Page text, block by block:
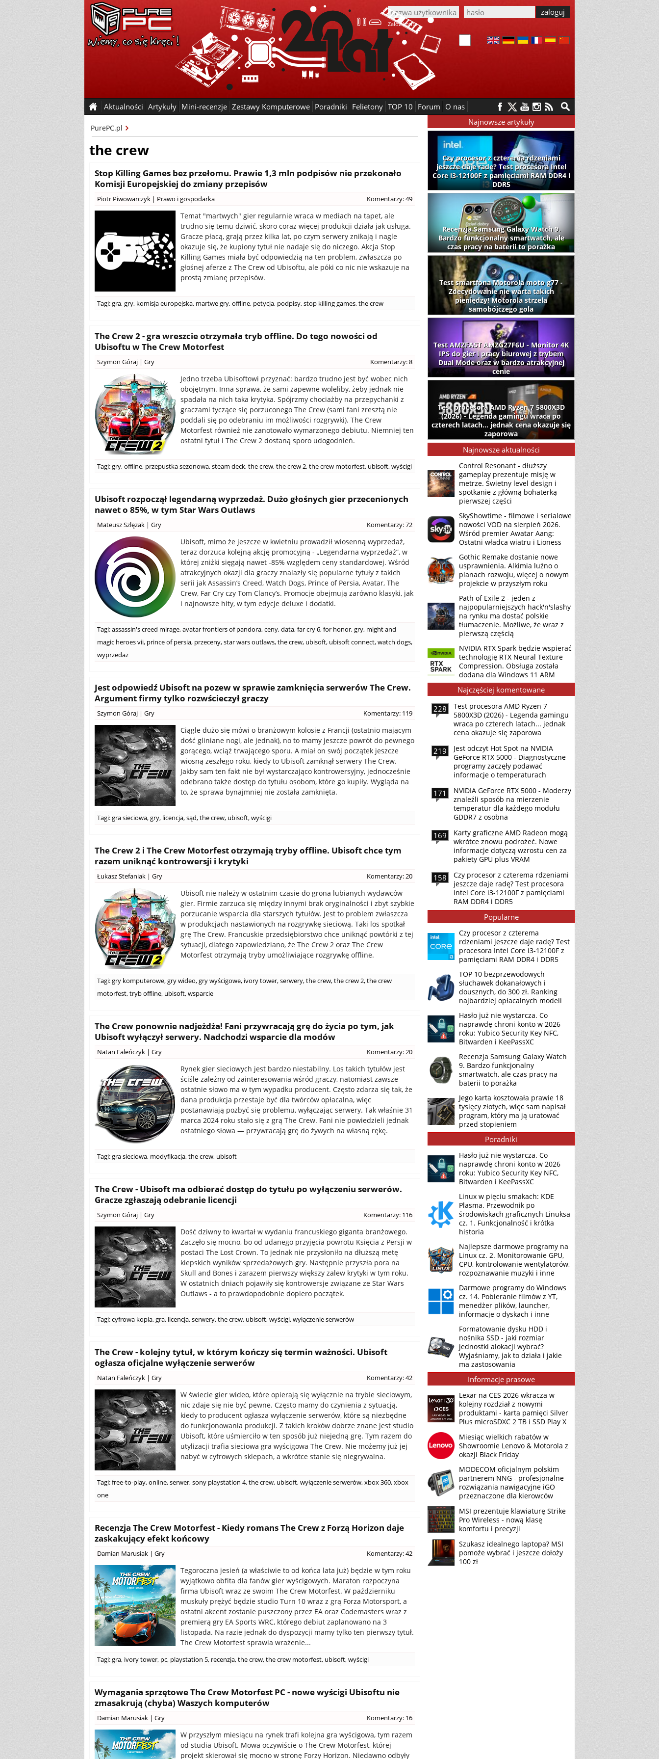
Załóż konto
Aktualności Artykuły Mini-recenzje Zestawy Komputerowe Poradniki Felietony TOP 10 Forum O nas
PurePC.pl
the crew
Stop Killing Games bez przełomu. Prawie 1,3 mln podpisów nie przekonało
Komisji Europejskiej do zmiany przepisów
Piotr Piwowarczyk | Prawo i gospodarka Komentarzy: 49
Temat "martwych" gier regularnie wraca w mediach na tapet, ale
trudno się temu dziwić, skoro coraz więcej produkcji działa jak usługa.
Gracze płacą, grają przez kilka lat, po czym serwery znikają i nagle
okazuje się, że kupiony tytuł nie nadaje się do niczego. Akcja Stop
Killing Games miała być odpowiedzią na ten problem, zwłaszcza po
głośnej aferze z The Crew od Ubisoftu, ale póki co nic nie wskazuje na
prostą zmianę przepisów.
Tagi:gra,gry, komisja europejska, martwe gry,offline, petycja, podpisy,stop killing games,the crew
The Crew 2 - gra wreszcie otrzymała tryb offline. Do tego nowości od
Ubisoftu w The Crew Motorfest
Szymon Góraj | Gry Komentarzy: 8
Jedno trzeba Ubisoftowi przyznać: bardzo trudno jest być wobec nich
obojętnym. Inna sprawa, że sami zapewne woleliby, żeby jednak nie
spadała na nich taka krytyka. Spójrzmy chociażby na przepychanki z
graczami tyczące się porzuconego The Crew (sami fani zresztą nie
poddali się po odebraniu im możliwości rozgrywki). The Crew
Motorfest również nie zanotowało wymarzonego debiutu. Niemniej ten
ostatni tytuł i The Crew 2 dostaną sporo udogodnień.
Tagi:gry,offline, przepustka sezonowa,steam deck,the crew,the crew 2,the crew motorfest, ubisoft,wyścigi
Ubisoft rozpoczął legendarną wyprzedaż. Dużo głośnych gier przecenionych
nawet o 85%, w tym Star Wars Outlaws
Mateusz Szlęzak | Gry Komentarzy: 72
Ubisoft, mimo że jeszcze w kwietniu prowadził wiosenną wyprzedaż,
teraz dorzuca kolejną akcję promocyjną - „Legendarna wyprzedaż”, w
której zniżki sięgają nawet -85% względem ceny standardowej. Wśród
atrakcyjnych okazji dla graczy znalazły się popularne tytuły z takich
serii jak Assassin’s Creed, Watch Dogs, Prince of Persia, Avatar, The
Crew, Far Cry czy Tom Clancy’s. Promocje obejmują zarówno klasyki, jak
i najnowsze hity, w tym edycje deluxe i dodatki.
Tagi:assassin's creed mirage,avatar frontiers of pandora,ceny,data,far cry 6,for honor,gry, might and
magic heroes vii, prince of persia, przeceny,star wars outlaws,the crew, ubisoft, ubisoft connect,watch dogs,
wyprzedaż
Jest odpowiedź Ubisoft na pozew w sprawie zamknięcia serwerów The Crew.
Argument firmy tylko rozwścieczył graczy
Szymon Góraj | Gry Komentarzy: 119
Ciągle dużo się mówi o branżowym kolosie z Francji (ostatnio mającym
dość gliniane nogi, ale jednak), no to mamy jeszcze powrót do pewnego
gorącego, wciąż trwającego sporu. A miał on swój początek jeszcze
wiosną zeszłego roku, kiedy to Ubisoft zamknął serwery The Crew.
Jakby sam ten fakt nie był wystarczająco kontrowersyjny, jednocześnie
odebrano także dostęp do tytułu osobom, które go kupiły. Wygląda na
to, że sprawa bynajmniej nie została zamknięta.
Tagi:gra sieciowa,gry, licencja,sąd,the crew, ubisoft,wyścigi
The Crew 2 i The Crew Motorfest otrzymają tryby offline. Ubisoft chce tym
razem uniknąć kontrowersji i krytyki
Łukasz Stefaniak | Gry Komentarzy: 20
Ubisoft nie należy w ostatnim czasie do grona lubianych wydawców
gier. Firmie zarzuca się między innymi brak oryginalności i zbyt szybkie
porzucanie wsparcia dla starszych tytułów. Jest to problem zwłaszcza
w produkcjach nastawionych na rozgrywkę sieciową. Taki los spotkał
grę The Crew. Francuskie przedsiębiorstwo chce uniknąć powtórki z tej
sytuacji, dlatego zapowiedziano, że The Crew 2 oraz The Crew
Motorfest otrzymają tryby umożliwiające rozgrywkę offline.
Tagi:gry komputerowe,gry wideo,gry wyścigowe, ivory tower,serwery,the crew,the crew 2,the crew
motorfest,tryb offline, ubisoft,wsparcie
The Crew ponownie nadjeżdża! Fani przywracają grę do życia po tym, jak
Ubisoft wyłączył serwery. Nadchodzi wsparcie dla modów
Natan Faleńczyk | Gry Komentarzy: 20
Rynek gier sieciowych jest bardzo niestabilny. Los takich tytułów jest
ściśle zależny od zainteresowania wśród graczy, natomiast zawsze
ostatnie słowo ma w tym wypadku producent. Często zdarza się tak, że
dana produkcja przestaje być dla twórców opłacalna, więc
postanawiają pozbyć się problemu, wyłączając serwery. Tak właśnie 31
marca 2024 roku stało się z grą The Crew. Fani nie powiedzieli jednak
ostatniego słowa — przywracają grę do żywych na własną rękę.
Tagi:gra sieciowa, modyfikacja,the crew, ubisoft
The Crew - Ubisoft ma odbierać dostęp do tytułu po wyłączeniu serwerów.
Gracze zgłaszają odebranie licencji
Szymon Góraj | Gry Komentarzy: 116
Dość dziwny to kwartał w wydaniu francuskiego giganta branżowego.
Zaczęło się mocno, bo od udanego przyjęcia powrotu Księcia z Persji w
postaci The Lost Crown. To jednak nie przysłoniło na dłuższą metę
kiepskich wyników sprzedażowych gry. Następnie przyszła pora na
Skull and Bones i zarazem pierwszy większy zalew krytyki w tym roku.
W ostatnich dniach pojawiły się kontrowersje związane ze Star Wars
Outlaws - a to prawdopodobnie dopiero początek.
Tagi:cyfrowa kopia,gra, licencja,serwery,the crew, ubisoft,wyścigi,wyłączenie serwerów
The Crew - kolejny tytuł, w którym kończy się termin ważności. Ubisoft
ogłasza oficjalne wyłączenie serwerów
Natan Faleńczyk | Gry Komentarzy: 42
W świecie gier wideo, które opierają się wyłącznie na trybie sieciowym,
nic zdaje się nie być pewne. Często mamy do czynienia z sytuacją,
kiedy to producent ogłasza wyłączenie serwerów, które są niezbędne
do funkcjonowania produkcji. Z takich kroków dobrze znane jest studio
Ubisoft, które uśmierciło w ten sposób już niejedną grę. Tym razem do
utylizacji trafia sieciowa gra wyścigowa The Crew. Nie możemy już jej
nabyć w cyfrowych sklepach, a wkrótce stanie się niegrywalna.
Tagi:free-to-play,online,serwer,sony playstation 4,the crew, ubisoft,wyłączenie serwerów,xbox 360,xbox
one
Recenzja The Crew Motorfest - Kiedy romans The Crew z Forzą Horizon daje
zaskakujący efekt końcowy
Damian Marusiak | Gry Komentarzy: 42
Tegoroczna jesień (a właściwie to od końca lata już) będzie w tym roku
wyjątkowo obfita dla fanów gier wyścigowych. Maraton rozpoczyna
firma Ubisoft wraz ze swoim The Crew Motorfest. W październiku
muskuły prężyć będzie studio Turn 10 wraz z grą Forza Motorsport, a
ostatni akcent zostanie puszczony przez EA oraz Codemasters wraz z
premierą gry EA Sports WRC, którego debiut zaplanowano na 3
listopada. Na razie jednak do dyspozycji mamy tylko ten pierwszy tytuł.
The Crew Motorfest sprawia wrażenie...
Tagi:gra, ivory tower, pc, playstation 5, recenzja,the crew,the crew motorfest, ubisoft,wyścigi
Wymagania sprzętowe The Crew Motorfest PC - nowe wyścigi Ubisoftu nie
zmasakrują (chyba) Waszych komputerów
Damian Marusiak | Gry Komentarzy: 16
W przyszłym miesiącu na rynek trafi kolejna gra wyścigowa, tym razem
od studia Ubisoft. Mowa oczywiście o The Crew Motorfest, której
projekt skierował się mocno w stronę Forzy Horizon. Niedawno odbyły
Najnowsze artykuły
Czy procesor z czterema rdzeniami
jeszcze daje radę? Test procesora Intel
Core i3-12100F z pamięciami RAM DDR4 i
DDR5
Recenzja Samsung Galaxy Watch 9.
Bardzo funkcjonalny smartwatch, ale
czas pracy na baterii to porażka
Test smartfona Motorola moto g77 -
Zdecydowanie nie warta takich
pieniędzy! Motorola strzela
samobójczego gola
Test AMZFAST AMZG27F6U - Monitor 4K
IPS do gier i pracy biurowej z trybem
Dual Mode oraz w bardzo atrakcyjnej
cenie
Test procesora AMD Ryzen 7 5800X3D
(2026) - Legenda gamingu wraca po
czterech latach... jednak cena okazuje się
zaporowa
Najnowsze aktualności
Control Resonant - dłuższy
gameplay prezentuje misję w
metrze. Świetny level design i
spotkanie z główną bohaterką
pierwszej części
SkyShowtime - filmowe i serialowe
nowości VOD na sierpień 2026.
Wśród premier Awatar Aang:
Ostatni władca wiatru i Lioness
Gothic Remake dostanie nowe
usprawnienia. Alkimia luźno o
planach rozwoju, więcej o nowym
projekcie w przyszłym roku
Path of Exile 2 - jeden z
najpopularniejszych hack'n'slashy
na rynku ma dostać polskie
tłumaczenie. Możliwe, że wraz z
pierwszą częścią
NVIDIA RTX Spark będzie wspierać
technologię RTX Neural Texture
Compression. Obsługa została
dodana dla Windows 11 ARM
Najczęściej komentowane
228
Test procesora AMD Ryzen 7
5800X3D (2026) - Legenda gamingu
wraca po czterech latach... jednak
cena okazuje się zaporowa
219
Jest odczyt Hot Spot na NVIDIA
GeForce RTX 5000 - Diagnostyczne
programy zaczęły podawać
informacje o temperaturach
171
NVIDIA GeForce RTX 5000 - Moderzy
znaleźli sposób na mierzenie
temperatur dla każdego modułu
GDDR7 z osobna
169
Karty graficzne AMD Radeon mogą
wkrótce znowu podrożeć. Nowe
informacje dotyczą wzrostu cen za
pakiety GPU plus VRAM
158
Czy procesor z czterema rdzeniami
jeszcze daje radę? Test procesora
Intel Core i3-12100F z pamięciami
RAM DDR4 i DDR5
Popularne
Czy procesor z czterema
rdzeniami jeszcze daje radę? Test
procesora Intel Core i3-12100F z
pamięciami RAM DDR4 i DDR5
TOP 10 bezprzewodowych
słuchawek dokanałowych i
dousznych, do 300 zł. Ranking
najbardziej opłacalnych modeli
Hasło już nie wystarcza. Co
naprawdę chroni konto w 2026
roku: Yubico Security Key NFC,
Bitwarden i KeePassXC
Recenzja Samsung Galaxy Watch
9. Bardzo funkcjonalny
smartwatch, ale czas pracy na
baterii to porażka
Jego karta kosztowała prawie 18
tysięcy złotych, więc sam napisał
program, który ma ją uratować
przed stopieniem
Poradniki
Hasło już nie wystarcza. Co
naprawdę chroni konto w 2026
roku: Yubico Security Key NFC,
Bitwarden i KeePassXC
Linux w pięciu smakach: KDE
Plasma. Przewodnik po
środowiskach graficznych Linuksa
cz. 1. Funkcjonalność i krótka
historia
Najlepsze darmowe programy na
Linux cz. 2. Monitorowanie GPU,
CPU, kontrolowanie wentylatorów,
rozpoznawanie muzyki i inne
Darmowe programy do Windows
cz. 14. Pobieranie filmów z YT,
menedżer plików, launcher,
informacje o dyskach i inne
Formatowanie dysku HDD i
nośnika SSD - jaki rozmiar
jednostki alokacji wybrać?
Wyjaśniamy, jak to działa i jakie
ma zastosowania
Informacje prasowe
Lexar na CES 2026 wkracza w
kolejny rozdział z nowymi
produktami - karta pamięci Silver
Plus microSDXC 2 TB i SSD Play X
Miesiąc wielkich rabatów w
Showroomie Lenovo & Motorola z
okazji Black Friday
MODECOM oficjalnym polskim
partnerem NNG - profesjonalne
rozwiązania nawigacyjne iGO
przeznaczone dla kierowców
MSI prezentuje klawiaturę Strike
Pro Wireless - nową klasę
komfortu i precyzji
Szukasz idealnego laptopa? MSI
pomoże wybrać i jeszcze dołoży
100 zł